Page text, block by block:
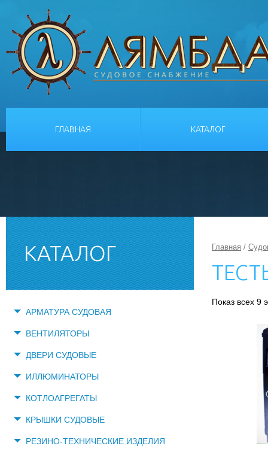
ГЛАВНАЯ КАТАЛОГ
КАТАЛОГ
АРМАТУРА СУДОВАЯ
ВЕНТИЛЯТОРЫ
ДВЕРИ СУДОВЫЕ
ИЛЛЮМИНАТОРЫ
КОТЛОАГРЕГАТЫ
КРЫШКИ СУДОВЫЕ
РЕЗИНО-ТЕХНИЧЕСКИЕ ИЗДЕЛИЯ
Главная /
Показ всех 9